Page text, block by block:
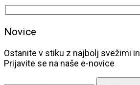
Novice
Ostanite v stiku z najbolj svežimi
Prijavite se na naše e-novice